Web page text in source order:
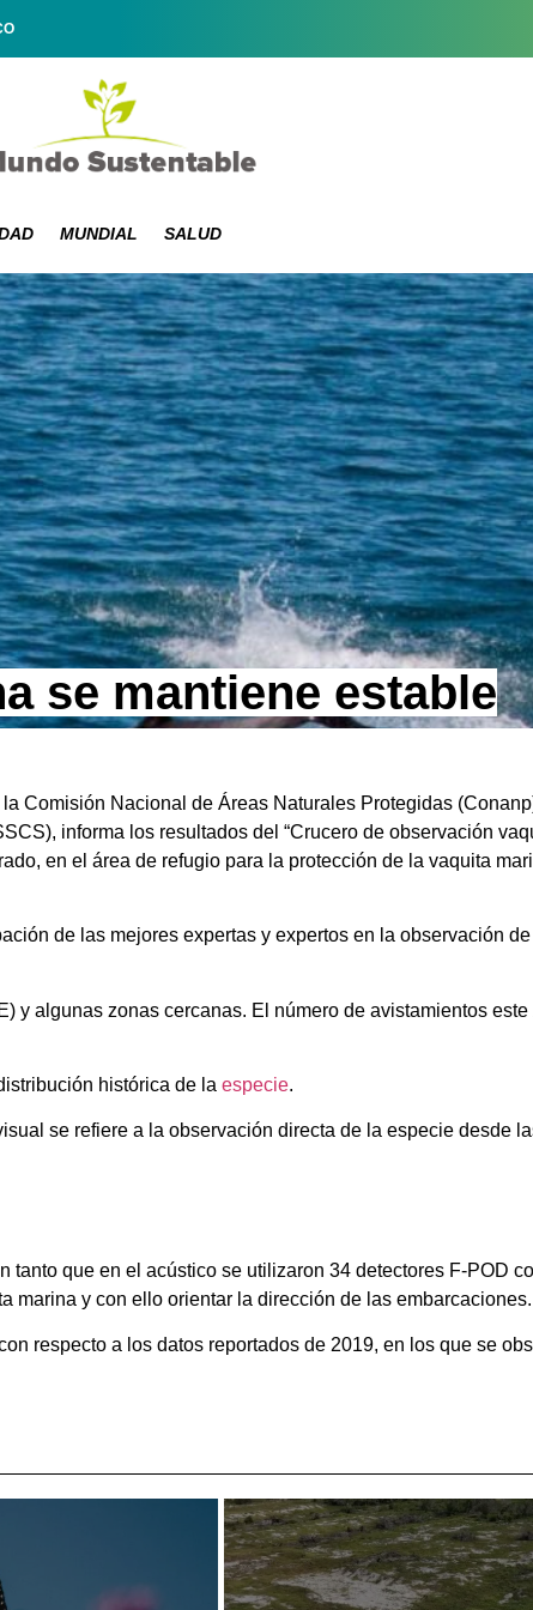
MUNDIAL SALUD
se mantiene estable
la Comisión Nacional de Áreas Naturales Protegidas
informa los resultados del “Crucero de observación
en el área de refugio para la protección de la vaquita
de las mejores expertas y expertos en la observación
algunas zonas cercanas. El número de avistamientos este
histórica de la especie.
se refiere a la observación directa de la especie desde
que en el acústico se utilizaron 34 detectores F-POD
marina y con ello orientar la dirección de las embarcaciones.
respecto a los datos reportados de 2019, en los que se